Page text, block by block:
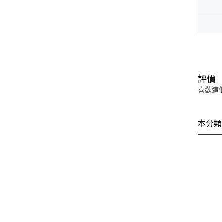
評價
喜歡這
本分